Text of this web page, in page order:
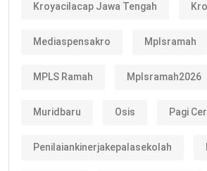
Kroyacilacap Jawa Tengah
Mediaspensakro Mplsramah
MPLS Ramah Mplsramah2026
Muridbaru Osis Pagi
Penilaiankinerjakepalasekolah